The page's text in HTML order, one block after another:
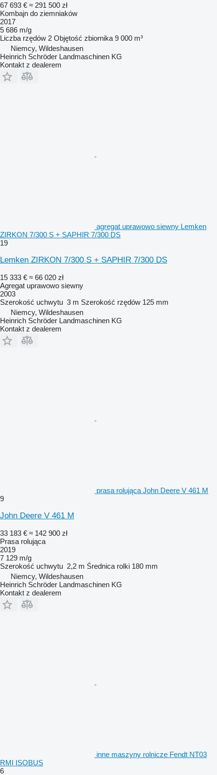
67 693 € ≈ 291 500 zł
Kombajn do ziemniaków
2017
5 686 m/g
Liczba rzędów 2 Objętość zbiornika 9 000 m³
Niemcy, Wildeshausen
Heinrich Schröder Landmaschinen KG
Kontakt z dealerem
agregat uprawowo siewny Lemken
ZIRKON 7/300 S + SAPHIR 7/300 DS
19
Lemken ZIRKON 7/300 S + SAPHIR 7/300 DS
15 333 € ≈ 66 020 zł
Agregat uprawowo siewny
2003
Szerokość uchwytu 3 m Szerokość rzędów 125 mm
Niemcy, Wildeshausen
Heinrich Schröder Landmaschinen KG
Kontakt z dealerem
prasa rolująca John Deere V 461 M
9
John Deere V 461 M
33 183 € ≈ 142 900 zł
Prasa rolująca
2019
7 129 m/g
Szerokość uchwytu 2,2 m Średnica rolki 180 mm
Niemcy, Wildeshausen
Heinrich Schröder Landmaschinen KG
Kontakt z dealerem
inne maszyny rolnicze Fendt NT03
RMI ISOBUS
6